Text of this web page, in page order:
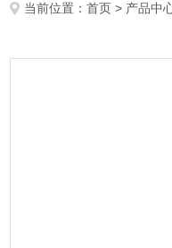
当前位置：首页 > 产品中